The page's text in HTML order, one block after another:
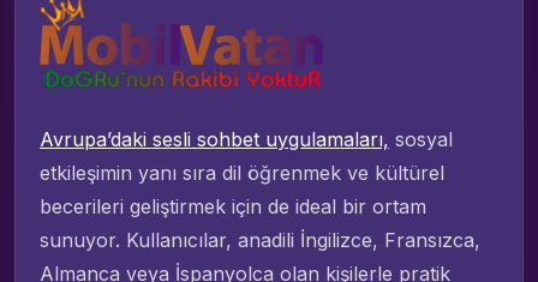
Avrupa’daki sesli sohbet uygulamaları, sosyal
etkileşimin yanı sıra dil öğrenmek ve kültürel
becerileri geliştirmek için de ideal bir ortam
sunuyor. Kullanıcılar, anadili İngilizce, Fransızca,
Almanca veya İspanyolca olan kişilerle pratik